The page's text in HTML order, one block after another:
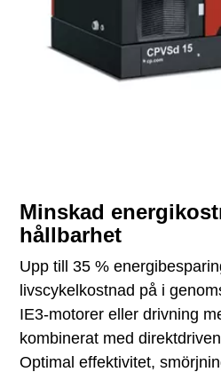
Minskad
hållbarhet
Upp till 35 %
livscykelkostnad på i
IE3-motorer eller drivning
kombinerat med
Optimal effektivitet,